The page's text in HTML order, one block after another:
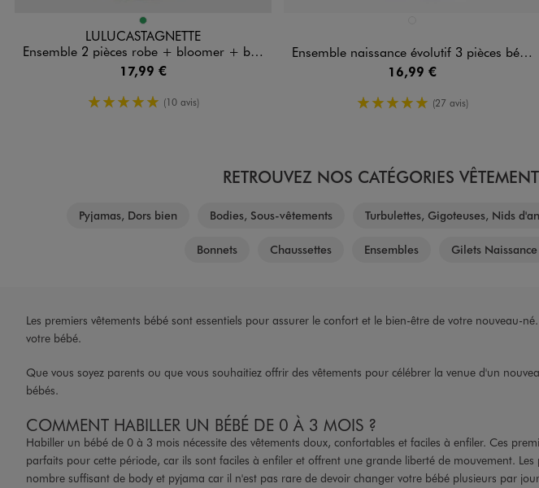
Disponible en 1 colorisVERT
LULUCASTAGNETTE
Ensemble 2 pièces robe + bloomer + bandeau bébé fille - LuluCastagnette
17,99 €
5/5 de moyenne
(10 avis)
Ensemble naissance évolutif 3 pièces bébé : body, pantalon, bonnet
16,99 €
5/5 de moyenne
(27 avis)
RETROUVEZ NOS CATÉGORIES
Pyjamas, Dors bien Bodies, Sous-vêtements Turbulettes, Gigoteuses, Nids
Bonnets Chaussettes Ensembles Gilets Naissance
Les premiers vêtements bébé sont essentiels pour assurer le confort et le bien-être de votre
votre bébé.
Que vous soyez parents ou que vous souhaitiez offrir des vêtements pour célébrer la venue d'un
bébés.
COMMENT HABILLER UN BÉBÉ DE 0 À 3 MOIS ?
Habiller un bébé de 0 à 3 mois nécessite des vêtements doux, confortables et faciles à enfiler. Ces
parfaits pour cette période, car ils sont faciles à enfiler et offrent une grande liberté de mouvement. Les
nombre suffisant de body et pyjama car il n'est pas rare de devoir changer votre bébé plusieurs par